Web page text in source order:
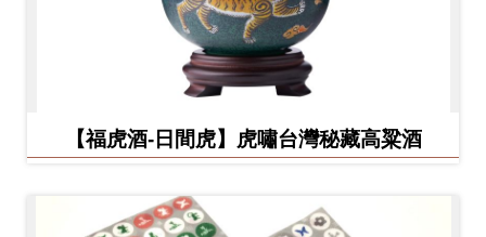
【福虎酒-日間虎】虎嘯台灣秘藏高粱酒